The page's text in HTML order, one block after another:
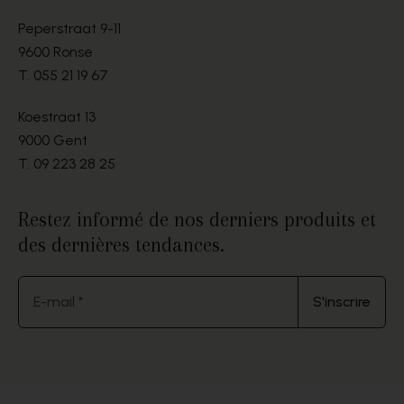
Peperstraat 9-11
9600 Ronse
T. 055 21 19 67
Koestraat 13
9000 Gent
T. 09 223 28 25
Restez informé de nos derniers produits et
des dernières tendances.
E-mail * S'inscrire